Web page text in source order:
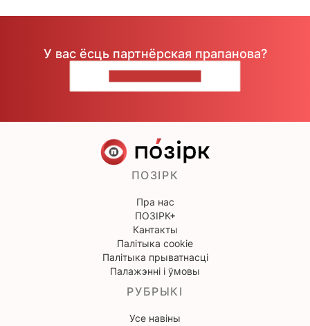
У вас ёсць партнёрская прапанова?
ПОЗІРК
Пра нас
ПОЗІРК+
Кантакты
Палітыка cookie
Палітыка прыватнасці
Палажэнні і ўмовы
РУБРЫКІ
Усе навіны